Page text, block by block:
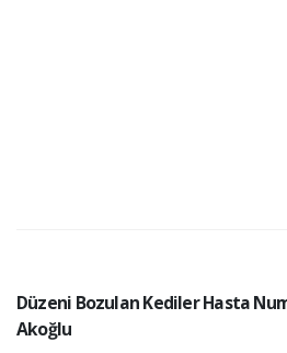
Düzeni Bozulan Kediler Hasta
Akoğlu